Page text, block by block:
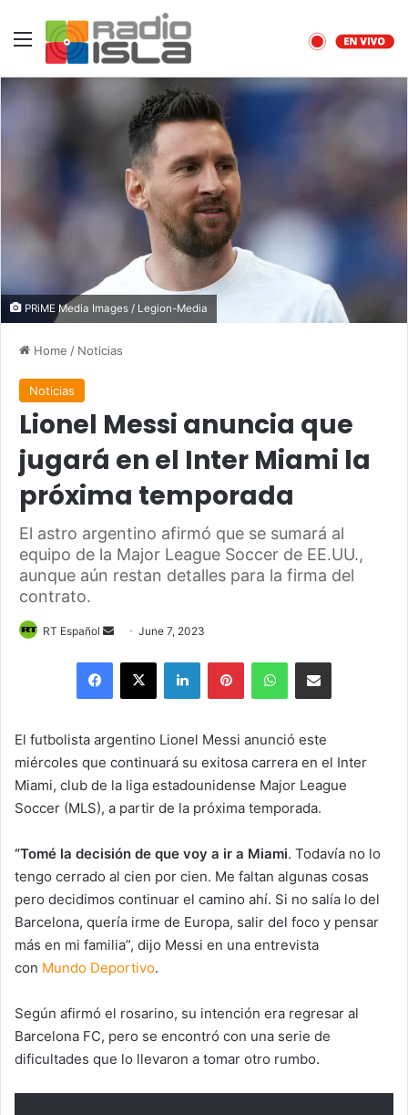
Menu
PRiME Media Images / Legion-Media
Home / Noticias
Noticias
Lionel Messi anuncia que
jugará en el Inter Miami la
próxima temporada
El astro argentino afirmó que se sumará al
equipo de la Major League Soccer de EE.UU.,
aunque aún restan detalles para la firma del
contrato.
RT Español
Send
email
June 7, 2023
Facebook
X LinkedInPinterestWhatsAppShare via Email
El futbolista argentino Lionel Messi anunció este
miércoles que continuará su exitosa carrera en el Inter
Miami, club de la liga estadounidense Major League
Soccer (MLS), a partir de la próxima temporada.
“Tomé la decisión de que voy a ir a Miami. Todavía no lo
tengo cerrado al cien por cien. Me faltan algunas cosas
pero decidimos continuar el camino ahí. Si no salía lo del
Barcelona, quería irme de Europa, salir del foco y pensar
más en mi familia”, dijo Messi en una entrevista
con Mundo Deportivo.
Según afirmó el rosarino, su intención era regresar al
Barcelona FC, pero se encontró con una serie de
dificultades que lo llevaron a tomar otro rumbo.